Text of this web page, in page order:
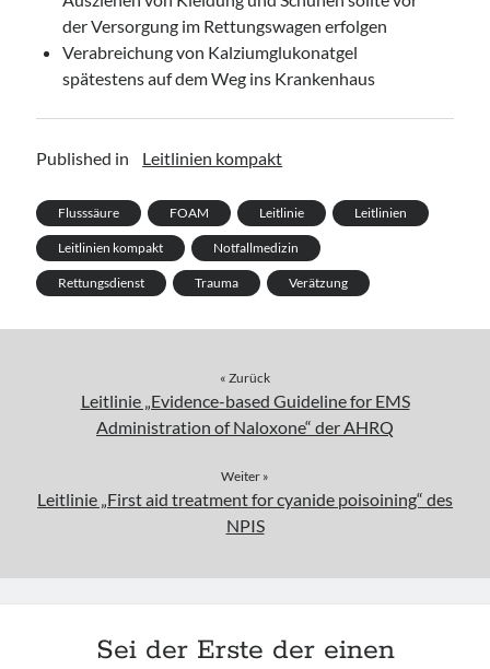
der Versorgung im Rettungswagen erfolgen
Verabreichung von Kalziumglukonatgel
spätestens auf dem Weg ins Krankenhaus
Published in Leitlinien kompakt
Flusssäure FOAM Leitlinie Leitlinien
Leitlinien kompakt Notfallmedizin
Rettungsdienst Trauma Verätzung
« Zurück
Leitlinie „Evidence-based Guideline for EMS
Administration of Naloxone“ der AHRQ
Weiter »
Leitlinie „First aid treatment for cyanide poisoining“ des
NPIS
Sei der Erste der einen